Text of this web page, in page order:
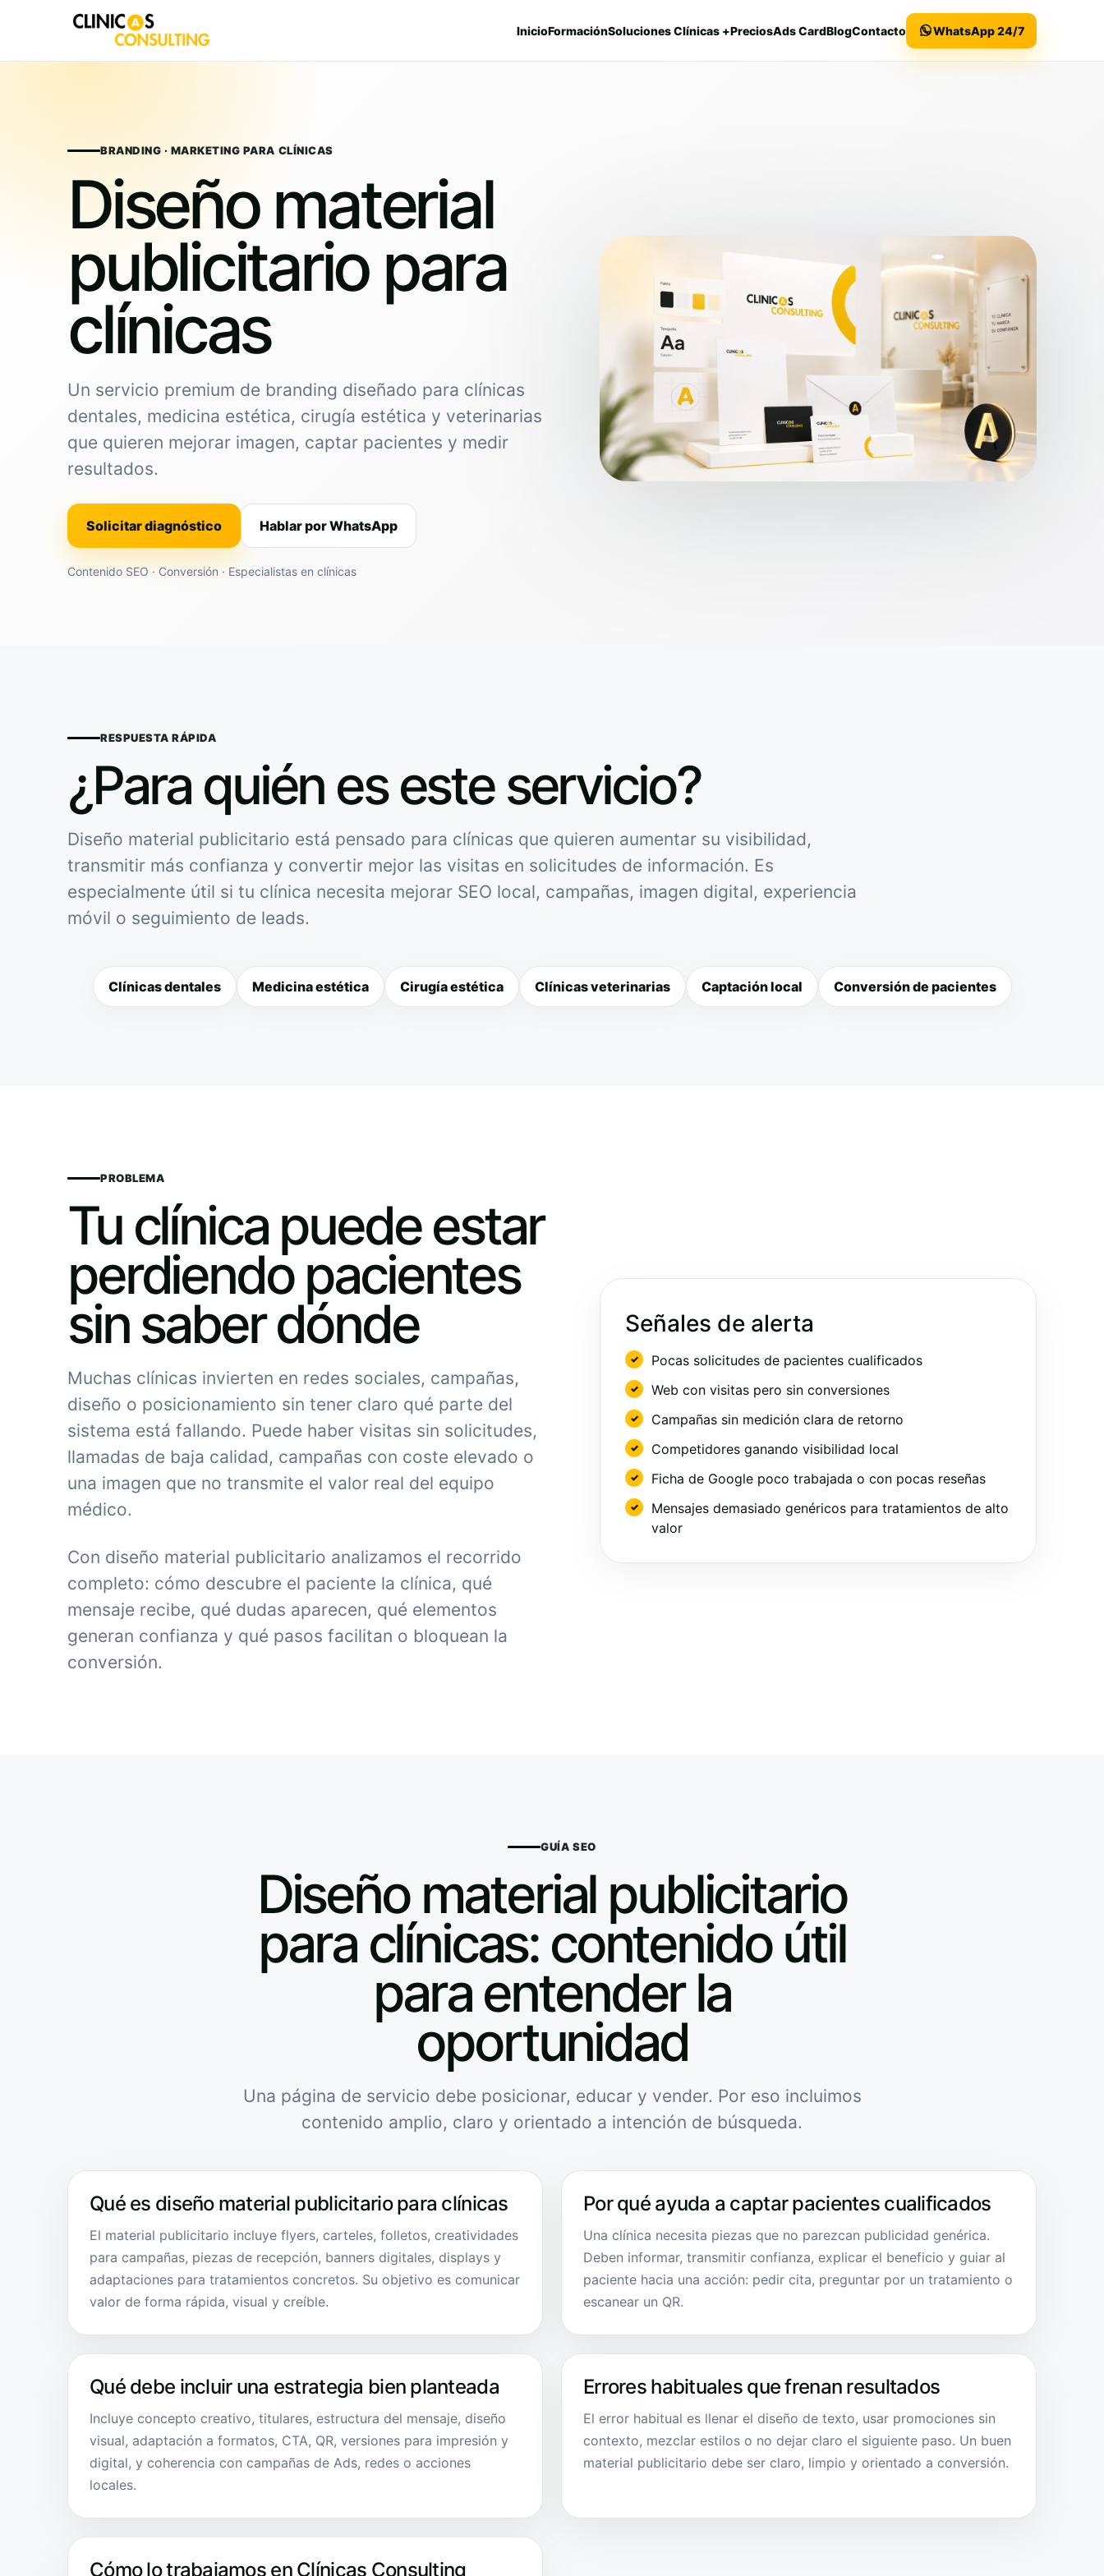
InicioFormaciónSoluciones Clínicas +PreciosAds CardBlogContacto WhatsApp 24/7
BRANDING · MARKETING PARA CLÍNICAS
Diseño material
publicitario para
clínicas
Un servicio premium de branding diseñado para clínicas
dentales, medicina estética, cirugía estética y veterinarias
que quieren mejorar imagen, captar pacientes y medir
resultados.
Solicitar diagnóstico Hablar por WhatsApp
Contenido SEO · Conversión · Especialistas en clínicas
RESPUESTA RÁPIDA
¿Para quién es este servicio?
Diseño material publicitario está pensado para clínicas que quieren aumentar su visibilidad,
transmitir más confianza y convertir mejor las visitas en solicitudes de información. Es
especialmente útil si tu clínica necesita mejorar SEO local, campañas, imagen digital, experiencia
móvil o seguimiento de leads.
Clínicas dentales Medicina estética Cirugía estética Clínicas veterinarias Captación local Conversión de pacientes
PROBLEMA
Tu clínica puede estar
perdiendo pacientes
sin saber dónde
Muchas clínicas invierten en redes sociales, campañas,
diseño o posicionamiento sin tener claro qué parte del
sistema está fallando. Puede haber visitas sin solicitudes,
llamadas de baja calidad, campañas con coste elevado o
una imagen que no transmite el valor real del equipo
médico.
Con diseño material publicitario analizamos el recorrido
completo: cómo descubre el paciente la clínica, qué
mensaje recibe, qué dudas aparecen, qué elementos
generan confianza y qué pasos facilitan o bloquean la
conversión.
Señales de alerta
Pocas solicitudes de pacientes cualificados
Web con visitas pero sin conversiones
Campañas sin medición clara de retorno
Competidores ganando visibilidad local
Ficha de Google poco trabajada o con pocas reseñas
Mensajes demasiado genéricos para tratamientos de alto
valor
GUÍA SEO
Diseño material publicitario
para clínicas: contenido útil
para entender la
oportunidad
Una página de servicio debe posicionar, educar y vender. Por eso incluimos
contenido amplio, claro y orientado a intención de búsqueda.
Qué es diseño material publicitario para clínicas
El material publicitario incluye flyers, carteles, folletos, creatividades
para campañas, piezas de recepción, banners digitales, displays y
adaptaciones para tratamientos concretos. Su objetivo es comunicar
valor de forma rápida, visual y creíble.
Por qué ayuda a captar pacientes cualificados
Una clínica necesita piezas que no parezcan publicidad genérica.
Deben informar, transmitir confianza, explicar el beneficio y guiar al
paciente hacia una acción: pedir cita, preguntar por un tratamiento o
escanear un QR.
Qué debe incluir una estrategia bien planteada
Incluye concepto creativo, titulares, estructura del mensaje, diseño
visual, adaptación a formatos, CTA, QR, versiones para impresión y
digital, y coherencia con campañas de Ads, redes o acciones
locales.
Errores habituales que frenan resultados
El error habitual es llenar el diseño de texto, usar promociones sin
contexto, mezclar estilos o no dejar claro el siguiente paso. Un buen
material publicitario debe ser claro, limpio y orientado a conversión.
Cómo lo trabajamos en Clínicas Consulting